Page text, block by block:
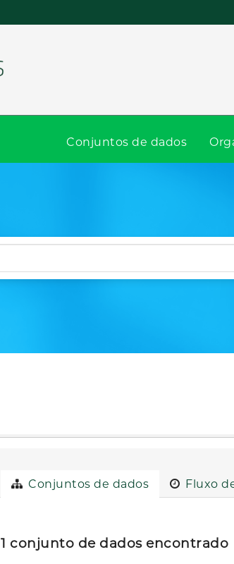
Conjuntos de dados
Conjuntos de dados Fluxo
1 conjunto de dados encontrado